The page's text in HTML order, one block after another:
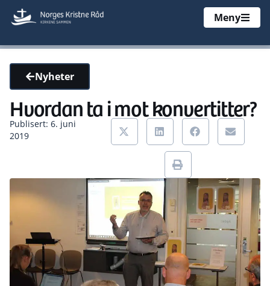
Meny
Nyheter
Hvordan ta i mot konvertitter?
Publisert: 6. juni
2019